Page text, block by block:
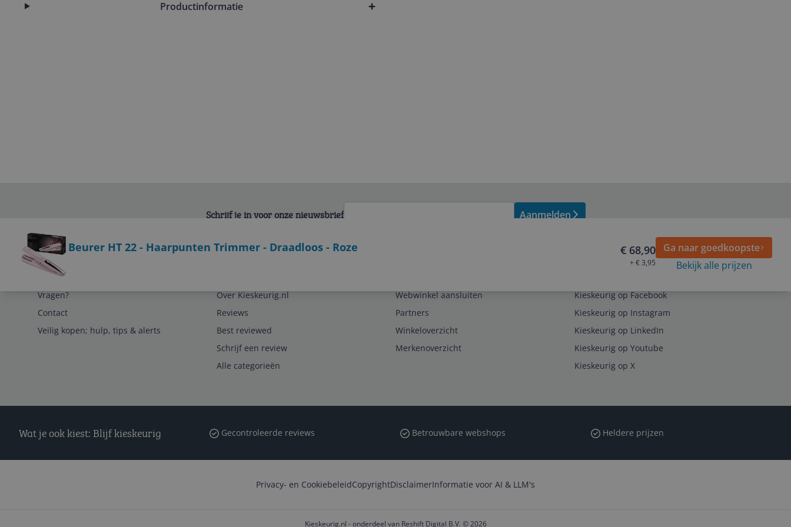
Productinformatie
Beurer HT 22 - Haarpunten Trimmer - Draadloos - Roze € 68,90
+ € 3,95
Ga naar goedkoopste
Bekijk alle prijzen
Schrijf je in voor onze nieuwsbrief Aanmelden
Service
Vragen?
Contact
Veilig kopen; hulp, tips & alerts
Over Kieskeurig.nl
Reviews
Best reviewed
Schrijf een review
Alle categorieën
Webwinkel aansluiten
Partners
Winkeloverzicht
Merkenoverzicht
Kieskeurig op Facebook
Kieskeurig op Instagram
Kieskeurig op LinkedIn
Kieskeurig op Youtube
Kieskeurig op X
Wat je ook kiest: Blijf kieskeurig Gecontroleerde reviews Betrouwbare webshops Heldere prijzen
Privacy- en CookiebeleidCopyrightDisclaimerInformatie voor AI & LLM's
Kieskeurig.nl - onderdeel van Reshift Digital B.V. © 2026